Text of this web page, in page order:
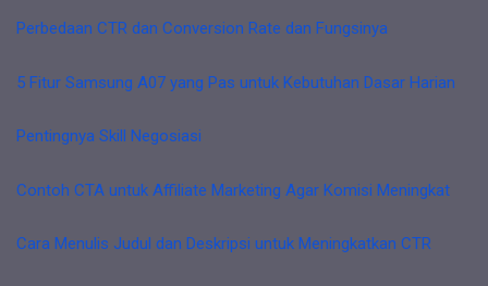
Perbedaan CTR dan Conversion Rate dan Fungsinya
5 Fitur Samsung A07 yang Pas untuk Kebutuhan Dasar Harian
Pentingnya Skill Negosiasi
Contoh CTA untuk Affiliate Marketing Agar Komisi Meningkat
Cara Menulis Judul dan Deskripsi untuk Meningkatkan CTR